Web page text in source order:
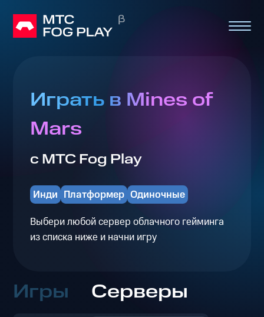
Играть в Mines of
Mars
с МТС Fog Play
Инди Платформер Одиночные
Выбери любой сервер облачного гейминга
из списка ниже и начни игру
Игры Серверы